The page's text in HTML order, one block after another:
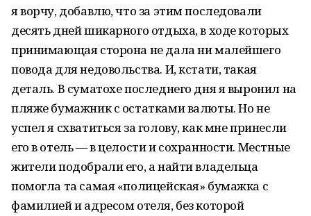
я ворчу, добавлю, что за этим последовали
десять дней шикарного отдыха, в ходе которых
принимающая сторона не дала ни малейшего
повода для недовольства. И, кстати, такая
деталь. В суматохе последнего дня я выронил на
пляже бумажник с остатками валюты. Но не
успел я схватиться за голову, как мне принесли
его в отель — в целости и сохранности. Местные
жители подобрали его, а найти владельца
помогла та самая «полицейская» бумажка с
фамилией и адресом отеля, без которой